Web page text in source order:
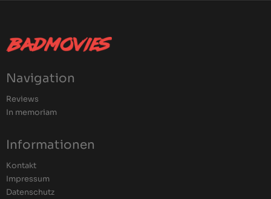
Navigation
Reviews
In memoriam
Informationen
Kontakt
Impressum
Datenschutz